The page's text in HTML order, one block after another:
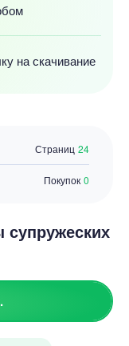
на скачивание
Страниц 24
Покупок 0
супружеских